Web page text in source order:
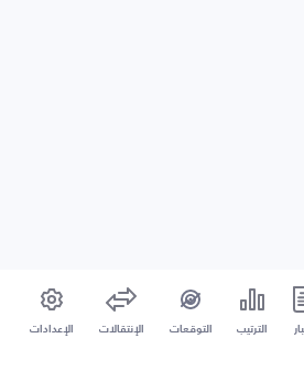
الترتيب التوقعات الإنتقالات الإعدادات